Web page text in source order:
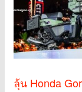
ลุ้น Honda